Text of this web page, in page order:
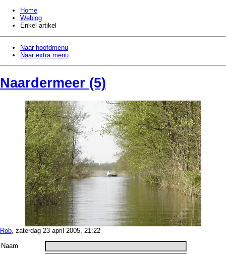
Home
Weblog
Enkel artikel
Naar hoofdmenu
Naar extra menu
Naardermeer (5)
Rob, zaterdag 23 april 2005, 21:22
Naam